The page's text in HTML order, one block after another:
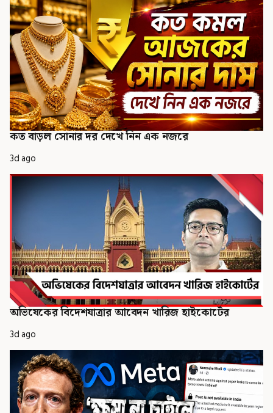
কত বাড়ল সোনার দর দেখে নিন এক নজরে
3d ago
অভিষেকের বিদেশযাত্রার আবেদন খারিজ হাইকোর্টের
3d ago